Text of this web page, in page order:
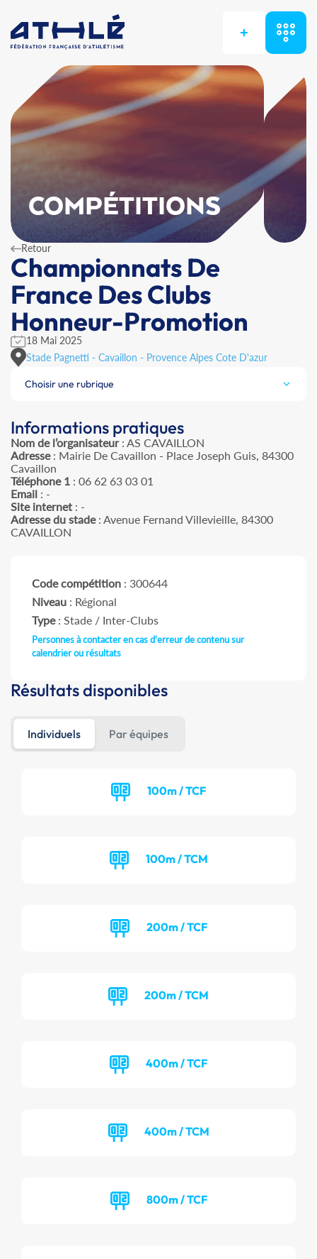
+
COMPÉTITIONS
Retour
Championnats De
France Des Clubs
Honneur-Promotion
18 Mai 2025
Stade Pagnetti - Cavaillon - Provence Alpes Cote D'azur
Choisir une rubrique
Informations pratiques
Nom de l’organisateur: AS CAVAILLON
Adresse: Mairie De Cavaillon - Place Joseph Guis, 84300
Cavaillon
Téléphone 1 : 06 62 63 03 01
Email : -
Site internet : -
Adresse du stade: Avenue Fernand Villevieille, 84300
CAVAILLON
Code compétition : 300644
Niveau : Régional
Type: Stade / Inter-Clubs
Personnes à contacter en cas d'erreur de contenu sur
calendrier ou résultats
Résultats disponibles
Individuels Par équipes
100m / TCF
100m / TCM
200m / TCF
200m / TCM
400m / TCF
400m / TCM
800m / TCF